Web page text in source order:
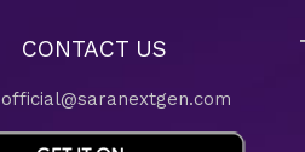
CONTACT US
official@saranextgen.com